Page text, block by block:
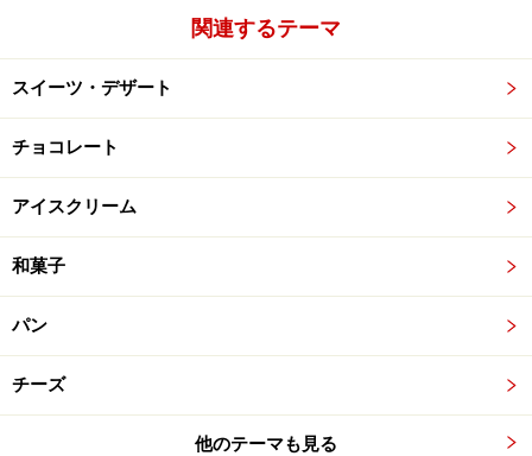
関連するテーマ
スイーツ・デザート
チョコレート
アイスクリーム
和菓子
パン
チーズ
他のテーマも見る